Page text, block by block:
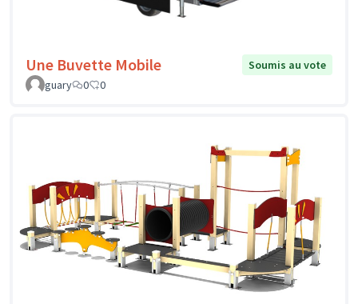
Une Buvette Mobile
Soumis au vote
guary
0 0